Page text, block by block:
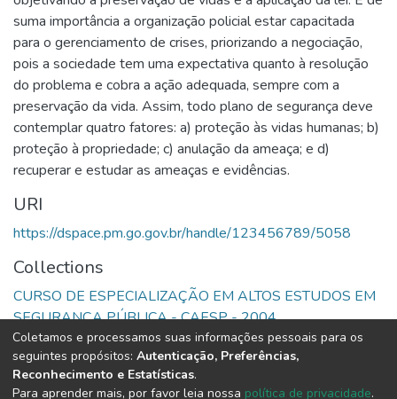
suma importância a organização policial estar capacitada
para o gerenciamento de crises, priorizando a negociação,
pois a sociedade tem uma expectativa quanto à resolução
do problema e cobra a ação adequada, sempre com a
preservação da vida. Assim, todo plano de segurança deve
contemplar quatro fatores: a) proteção às vidas humanas; b)
proteção à propriedade; c) anulação da ameaça; e d)
recuperar e estudar as ameaças e evidências.
URI
https://dspace.pm.go.gov.br/handle/123456789/5058
Collections
CURSO DE ESPECIALIZAÇÃO EM ALTOS ESTUDOS EM
SEGURANÇA PÚBLICA - CAESP - 2004
Full item page
Coletamos e processamos suas informações pessoais para os
seguintes propósitos: Autenticação, Preferências,
Reconhecimento e Estatísticas.
Para aprender mais, por favor leia nossa política de privacidade.